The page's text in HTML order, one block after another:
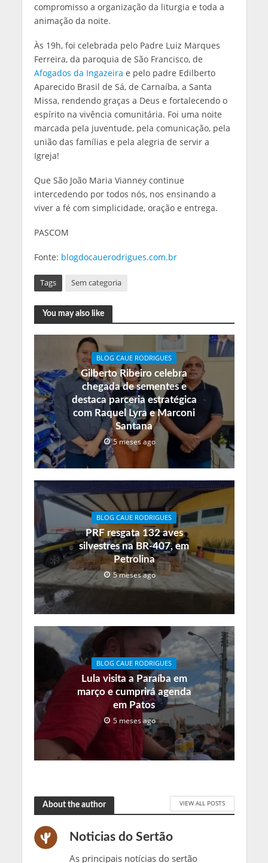
compromisso a organização da liturgia e toda a
animação da noite.
Às 19h, foi celebrada pelo Padre Luiz Marques
Ferreira, da paroquia de São Francisco, de
Afogados da Ingazeira e pelo padre Edilberto
Aparecido Brasil de Sá, de Carnaíba, a Santa
Missa, rendendo graças a Deus e fortalecendo o
espírito na vivência comunitária. Foi uma noite
marcada pela juventude, pela comunicação, pela
união das famílias e pela alegria de servir a
Igreja!
Que São João Maria Vianney continue
intercedendo por todos nós, nos ensinando a
viver a fé com simplicidade, oração e entrega.
PASCOM
Fonte: blogdocauerodrigues.com.br
Tags Sem categoria
You may also like
BLOG CAUE RODRIGUES
Gilberto Ribeiro celebra
chegada de sementes e
destaca parceria estratégica
com Raquel Lyra e Marconi
Santana
5 meses ago
BLOG CAUE RODRIGUES
PRF resgata 132 aves
silvestres na BR-407, em
Petrolina
5 meses ago
BLOG CAUE RODRIGUES
Lula visita a Paraíba em
março e cumprirá agenda
em Patos
5 meses ago
About the author VIEW ALL POSTS
Noticias do Sertão
As principais notícias do sertão